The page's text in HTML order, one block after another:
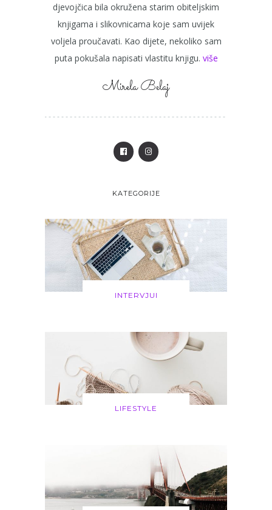
djevojčica bila okružena starim obiteljskim
knjigama i slikovnicama koje sam uvijek
voljela proučavati. Kao dijete, nekoliko sam
puta pokušala napisati vlastitu knjigu. više
Mirela Belaj
KATEGORIJE
INTERVJUI
LIFESTYLE